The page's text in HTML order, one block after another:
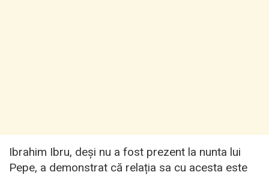
Ibrahim Ibru, deși nu a fost prezent la nunta lui
Pepe, a demonstrat că relația sa cu acesta este